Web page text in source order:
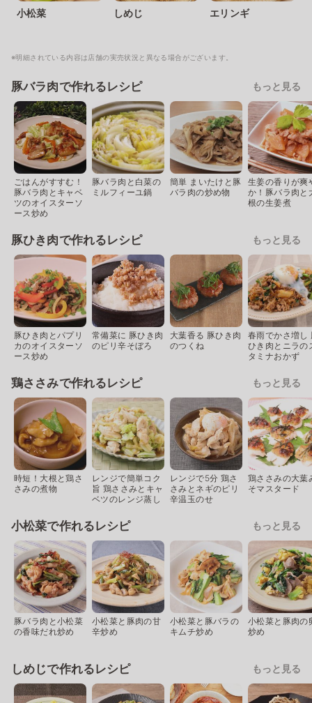
小松菜 しめじ エリンギ
※明細されている内容は店舗の実売状況と異なる場合がございます。
豚バラ肉で作れるレシピ もっと見る
ごはんがすすむ！
豚バラ肉とキャベ
ツのオイスターソ
ース炒め
豚バラ肉と白菜の
ミルフィーユ鍋
簡単 まいたけと豚
バラ肉の炒め物
生姜の香りが爽
か！豚バラ肉と
根の生姜煮
豚ひき肉で作れるレシピ もっと見る
豚ひき肉とパプリ
カのオイスターソ
ース炒め
常備菜に 豚ひき肉
のピリ辛そぼろ
大葉香る 豚ひき肉
のつくね
春雨でかさ増し
ひき肉とニラの
タミナおかず
鶏ささみで作れるレシピ もっと見る
時短！大根と鶏さ
さみの煮物
レンジで簡単コク
旨 鶏ささみとキャ
ベツのレンジ蒸し
レンジで5分 鶏さ
さみとネギのピリ
辛温玉のせ
鶏ささみの大葉
そマスタード
小松菜で作れるレシピ もっと見る
豚バラ肉と小松菜
の香味だれ炒め
小松菜と豚肉の甘
辛炒め
小松菜と豚バラの
キムチ炒め
小松菜と豚肉の
炒め
しめじで作れるレシピ もっと見る